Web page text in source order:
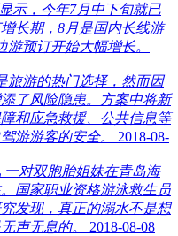
示，今年7月中下旬就已
长期，8月是国内长线游
预订开始大幅增长。
旅游的热门选择，然而因
了风险隐患。方案中将新
和应急救援、公共信息等
游游客的安全。
2018-08-
一对双胞胎姐妹在青岛海
国家职业资格游泳救生员
发现，真正的溺水不是想
声无息的。
2018-08-08